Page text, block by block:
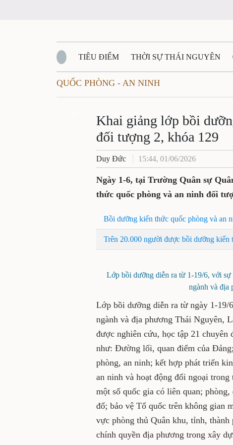
TIÊU ĐIỂM THỜI SỰ THÁI NGUYÊN
QUỐC PHÒNG - AN NINH
QUÊ HƯƠNG - ĐẤT NƯỚC QUỐC TẾ TÀI
VĂN BẢN, CHÍNH SÁCH MỚI
QUỐC PHÒNG - AN NINH
Khai giảng lớp bồi
đối tượng 2, khóa 129
Duy Đức 15:44, 01/06/2026
Ngày 1-6, tại Trường Quân sự
thức quốc phòng và an ninh đối
Bồi dưỡng kiến thức quốc phòng và an
Trên 20.000 người được bồi dưỡng kiến
Lớp bồi dưỡng diễn ra từ 1-19/6, với sự
ngành và địa
Lớp bồi dưỡng diễn ra từ ngày 1-19/
ngành và địa phương Thái Nguyên,
được nghiên cứu, học tập 21
như: Đường lối, quan điểm của
phòng, an ninh; kết hợp phát triển
an ninh và hoạt động đối ngoại
một số quốc gia có liên quan;
đổ; bảo vệ Tổ quốc trên không gian
vực phòng thủ Quân khu, tỉnh,
chính quyền địa phương trong xây